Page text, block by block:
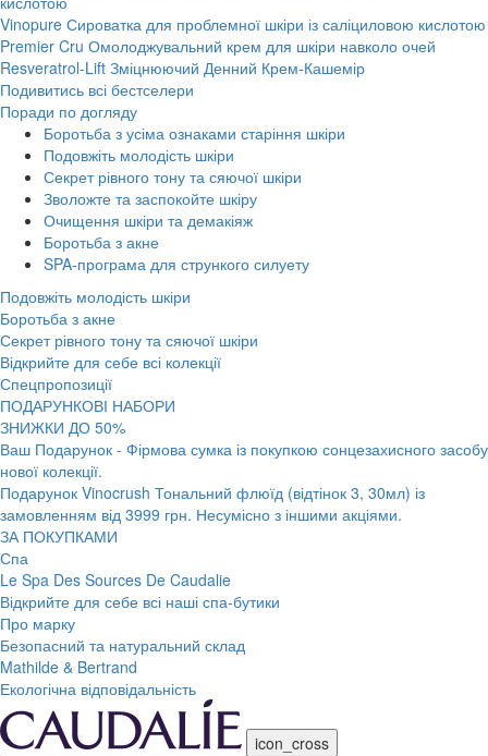
Vinopure Сироватка для проблемної шкіри із саліциловою кислотою
Premier Cru Омолоджувальний крем для шкіри навколо очей
Resveratrol-Lift Зміцнюючий Денний Крем-Кашемір
Подивитись всі бестселери
Поради по догляду
Боротьба з усіма ознаками старіння шкіри
Подовжіть молодість шкіри
Секрет рівного тону та сяючої шкіри
Зволожте та заспокойте шкіру
Очищення шкіри та демакіяж
Боротьба з акне
SPA-програма для стрункого силуету
Подовжіть молодість шкіри
Боротьба з акне
Секрет рівного тону та сяючої шкіри
Відкрийте для себе всі колекції
Спецпропозиції
ПОДАРУНКОВІ НАБОРИ
ЗНИЖКИ ДО 50%
Ваш Подарунок - Фірмова сумка із покупкою сонцезахисного засобу
нової колекції.
Подарунок Vinocrush Тональний флюїд (відтінок 3, 30мл) із
замовленням від 3999 грн. Несумісно з іншими акціями.
ЗА ПОКУПКАМИ
Спа
Le Spa Des Sources De Caudalie
Відкрийте для себе всі наші спа-бутики
Про марку
Безопасний та натуральний склад
Mathilde & Bertrand
Екологічна відповідальність
icon_cross